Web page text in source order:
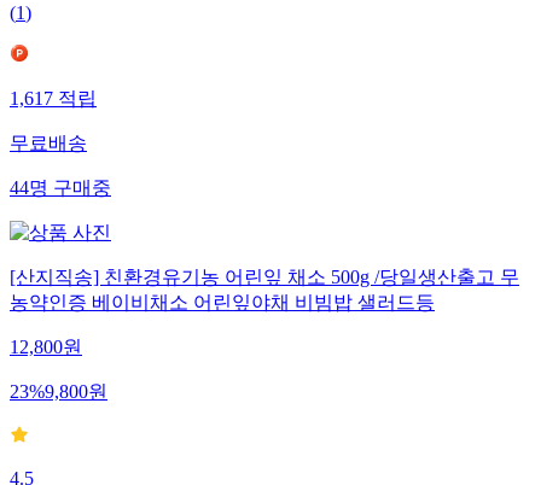
(1)
1,617적립
무료배송
44명구매중
[산지직송] 친환경유기농 어린잎 채소 500g /당일생산출고 무
농약인증 베이비채소 어린잎야채 비빔밥 샐러드등
12,800원
23%9,800원